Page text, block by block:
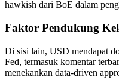
hawkish dari BoE dalam
Faktor Pendukung
Di sisi lain, USD mendapat
Fed, termasuk komentar
menekankan data-driven